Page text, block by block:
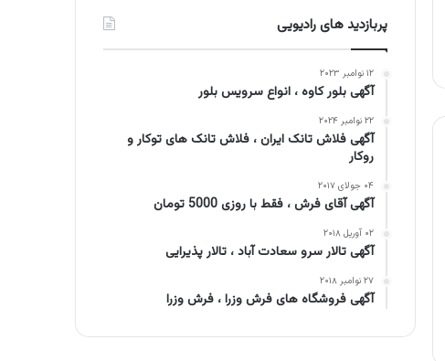
پربازدید های رادیویی
۱۲ نوامبر ۲۰۲۳
آگهی بلور کاوه ، انواع سرویس بلور
۲۲ نوامبر ۲۰۲۴
آگهی فلاش تانک ایران ، فلاش تانک های توکار و
روکار
۰۴ جولای ۲۰۱۷
آگهی آقای فرش ، فقط با روزی 5000 تومان
۰۲ آوریل ۲۰۱۸
آگهی تالار سرو سعادت آباد ، تالار پذیرایی
۲۷ نوامبر ۲۰۱۸
آگهی فروشگاه های فرش وزرا ، فرش وزرا